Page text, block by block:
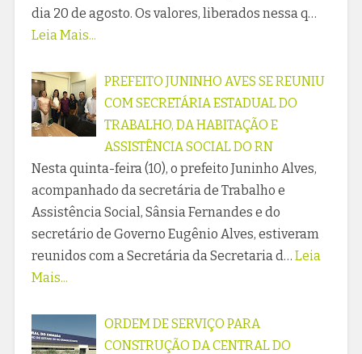
dia 20 de agosto. Os valores, liberados nessa q…
Leia Mais...
PREFEITO JUNINHO AVES SE REUNIU
COM SECRETÁRIA ESTADUAL DO
TRABALHO, DA HABITAÇÃO E
ASSISTÊNCIA SOCIAL DO RN
Nesta quinta-feira (10), o prefeito Juninho Alves,
acompanhado da secretária de Trabalho e
Assistência Social, Sânsia Fernandes e do
secretário de Governo Eugênio Alves, estiveram
reunidos com a Secretária da Secretaria d… Leia
Mais...
ORDEM DE SERVIÇO PARA
CONSTRUÇÃO DA CENTRAL DO